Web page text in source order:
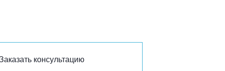
консультацию